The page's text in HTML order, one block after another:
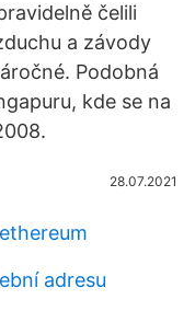
čelili
a závody
Podobná
kde se na
28.07.2021
adresu